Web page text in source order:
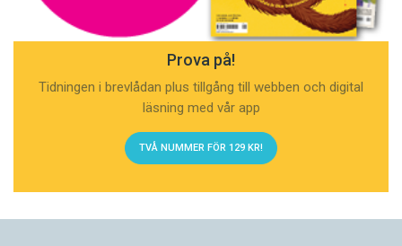
Prova på!
Tidningen i brevlådan plus tillgång till webben och digital
läsning med vår app
TVÅ NUMMER FÖR 129 KR!